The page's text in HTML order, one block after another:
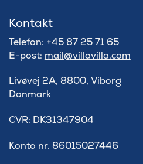
Kontakt
Telefon: +45 87 25 71 65
E-post: mail@villavilla.com
Livøvej 2A, 8800, Viborg
Danmark
​CVR: DK31347904
Konto nr. 86015027446